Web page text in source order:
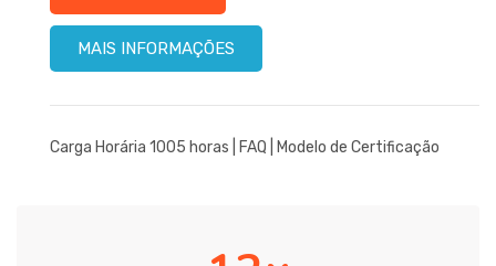
MAIS INFORMAÇÕES
Carga Horária 1005 horas | FAQ Modelo de Certificação